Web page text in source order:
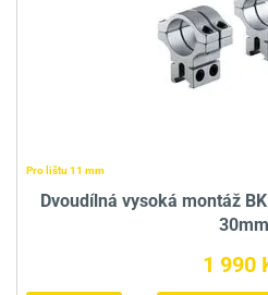
Pro lištu 11 mm
Dvoudílná vysoká montáž
30mm
1 990